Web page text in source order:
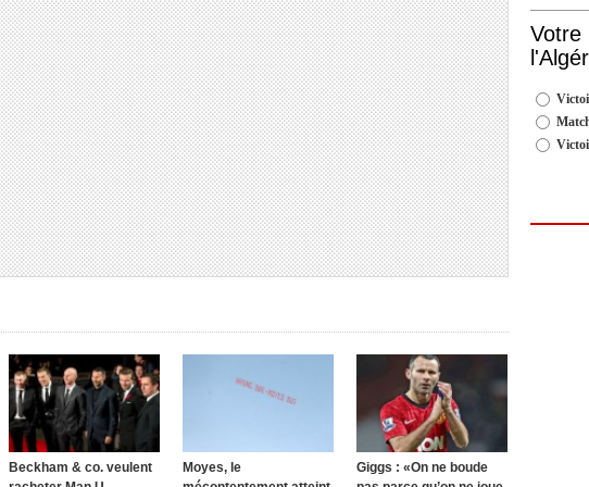
Beckham & co. veulent
Moyes, le
Giggs : «On ne boude
Votre